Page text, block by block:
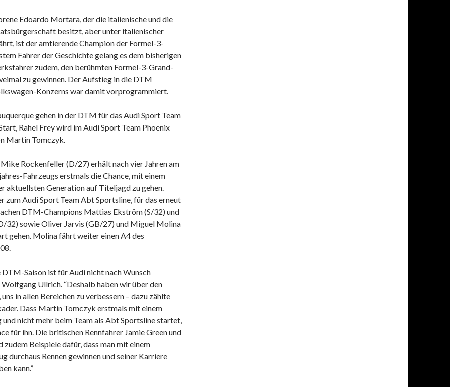
Edoardo Mortara, der die italienische und die
besitzt, aber unter italienischer
ist der amtierende Champion der Formel-3-
Fahrer der Geschichte gelang es dem bisherigen
zudem, den berühmten Formel-3-Grand-
zu gewinnen. Der Aufstieg in die DTM
Konzerns war damit vorprogrammiert.
gehen in der DTM für das Audi Sport Team
Rahel Frey wird im Audi Sport Team Phoenix
Martin Tomczyk.
Rockenfeller (D/27) erhält nach vier Jahren am
Fahrzeugs erstmals die Chance, mit einem
aktuellsten Generation auf Titeljagd zu gehen.
zum Audi Sport Team Abt Sportsline, für das erneut
DTM-Champions Mattias Ekström (S/32) und
32) sowie Oliver Jarvis (GB/27) und Miguel Molina
gehen. Molina fährt weiter einen A4 des
DTM-Saison ist für Audi nicht nach Wunsch
Wolfgang Ullrich. “Deshalb haben wir über den
in allen Bereichen zu verbessern – dazu zählte
Dass Martin Tomczyk erstmals mit einem
und nicht mehr beim Team als Abt Sportsline startet,
für ihn. Die britischen Rennfahrer Jamie Green und
Beispiele dafür, dass man mit einem
durchaus Rennen gewinnen und seiner Karriere
kann.”